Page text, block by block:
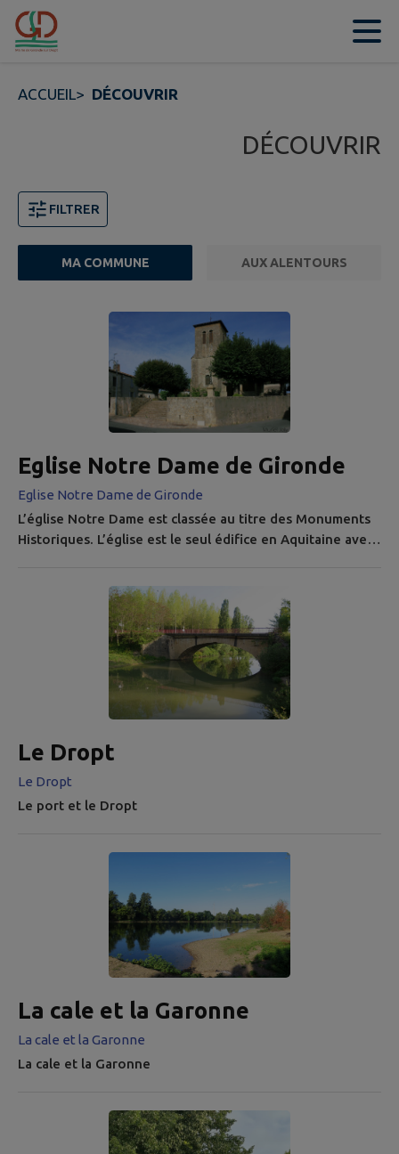
Contenu
ACCUEIL> DÉCOUVRIR
DÉCOUVRIR
FILTRER
MA COMMUNE AUX ALENTOURS
Eglise Notre Dame de Gironde
Eglise Notre Dame de Gironde
L’église Notre Dame est classée au titre des Monuments
Historiques. L’église est le seul édifice en Aquitaine avec
témoin de la présence franque sur notre territoire. Pour
mémoire, les travaux de recherche archéologique sur
l’église ont été conduits par messieurs Hervé Gaillard
Le Dropt
Le Dropt
Le port et le Dropt
La cale et la Garonne
La cale et la Garonne
La cale et la Garonne